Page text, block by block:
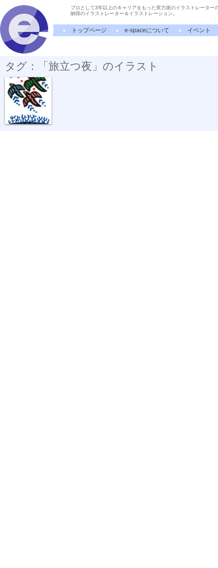
プロとして3年以上のキャリアをもった実力派のイラストレーター
納得のイラストレーター＆イラストレーション。
トップページ e-spaceについて イベント
タグ：「旅立つ夜」のイラスト
旅立つ夜